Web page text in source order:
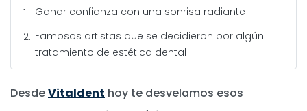
Ganar confianza con una sonrisa radiante
Famosos artistas que se decidieron por algún
tratamiento de estética dental
DesdeVitaldent hoy te desvelamos esos